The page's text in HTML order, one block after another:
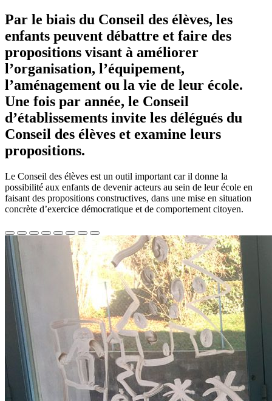
Par le biais du Conseil des élèves, les
enfants peuvent débattre et faire des
propositions visant à améliorer
l’organisation, l’équipement,
l’aménagement ou la vie de leur école.
Une fois par année, le Conseil
d’établissements invite les délégués du
Conseil des élèves et examine leurs
propositions.
Le Conseil des élèves est un outil important car il donne la
possibilité aux enfants de devenir acteurs au sein de leur école en
faisant des propositions constructives, dans une mise en situation
concrète d’exercice démocratique et de comportement citoyen.